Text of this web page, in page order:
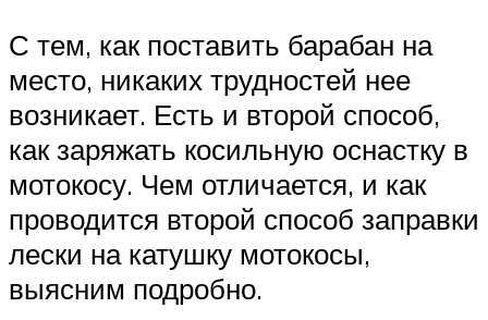
С тем, как поставить барабан на
место, никаких трудностей нее
возникает. Есть и второй способ,
как заряжать косильную оснастку в
мотокосу. Чем отличается, и как
проводится второй способ заправки
лески на катушку мотокосы,
выясним подробно.